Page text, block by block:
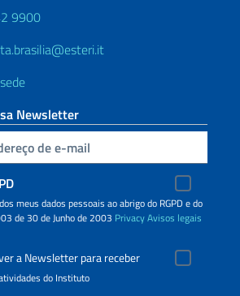
9900
Newsletter
meus dados pessoais ao abrigo do RGPD e do
de 30 de Junho de 2003 PrivacyAvisos legais
a Newsletter para receber
do Instituto